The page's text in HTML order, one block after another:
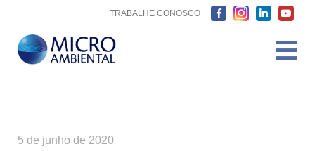
TRABALHE CONOSCO
5 de junho de 2020